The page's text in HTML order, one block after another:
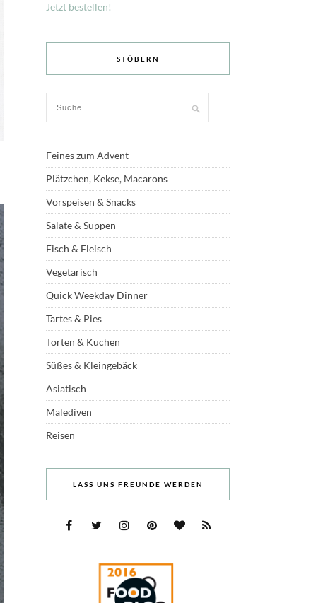
Jetzt bestellen!
STÖBERN
Feines zum Advent
Plätzchen, Kekse, Macarons
Vorspeisen & Snacks
Salate & Suppen
Fisch & Fleisch
Vegetarisch
Quick Weekday Dinner
Tartes & Pies
Torten & Kuchen
Süßes & Kleingebäck
Asiatisch
Malediven
Reisen
LASS UNS FREUNDE WERDEN